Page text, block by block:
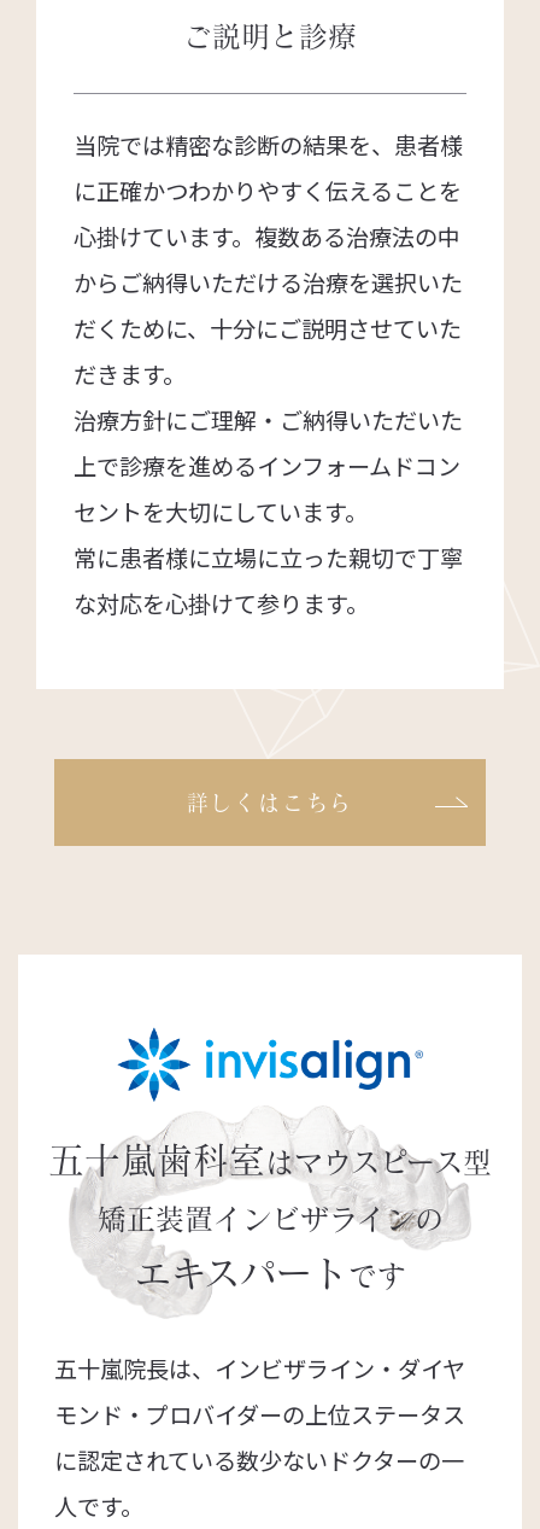
ご説明と診療
当院では精密な診断の結果を、患者様
に正確かつわかりやすく伝えることを
心掛けています。複数ある治療法の中
からご納得いただける治療を選択いた
だくために、十分にご説明させていた
だきます。
治療方針にご理解・ご納得いただいた
上で診療を進めるインフォームドコン
セントを大切にしています。
常に患者様に立場に立った親切で丁寧
な対応を心掛けて参ります。
詳しくはこちら
五十嵐歯科室 はマウスピース型
矯正装置インビザラインの
エキスパート です
五十嵐院長は、インビザライン・ダイヤ
モンド・プロバイダーの上位ステータス
に認定されている数少ないドクターの一
人です。